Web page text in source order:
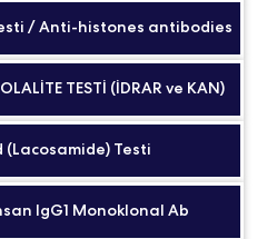
/ Anti-histones antibodies
TESTİ (İDRAR ve KAN)
(Lacosamide) Testi
IgG1 Monoklonal Ab